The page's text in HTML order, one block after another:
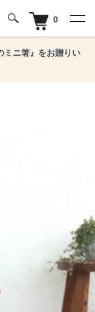
0
ミニ箸』をお贈りい